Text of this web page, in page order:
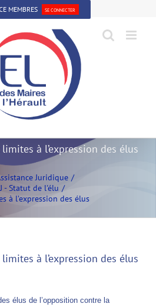
MEMBRES SE CONNECTER
à l’expression des élus
Juridique
- Statut de l'élu
à l’expression des élus
à l’expression des élus
élus de l’opposition contre la